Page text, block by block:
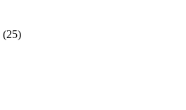
(25)